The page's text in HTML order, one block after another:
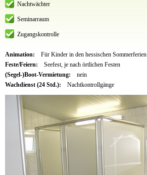
Nachtwächter
Seminarraum
Zugangskontrolle
Animation:
Für Kinder in den hessischen Sommerferien
Feste/Feiern:
Seefest, je nach örtlichen Festen
(Segel-)Boot-Vermietung:
nein
Wachdienst (24 Std.):
Nachtkontrollgänge